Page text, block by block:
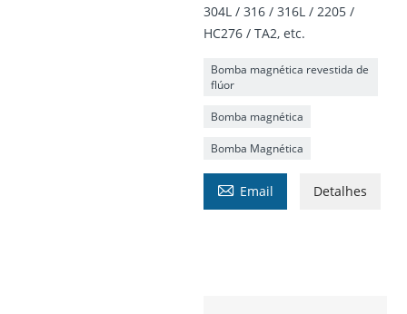
304L / 316 / 316L / 2205 /
HC276 / TA2, etc.
Bomba magnética revestida de
flúor
Bomba magnética
Bomba Magnética
 Email Detalhes